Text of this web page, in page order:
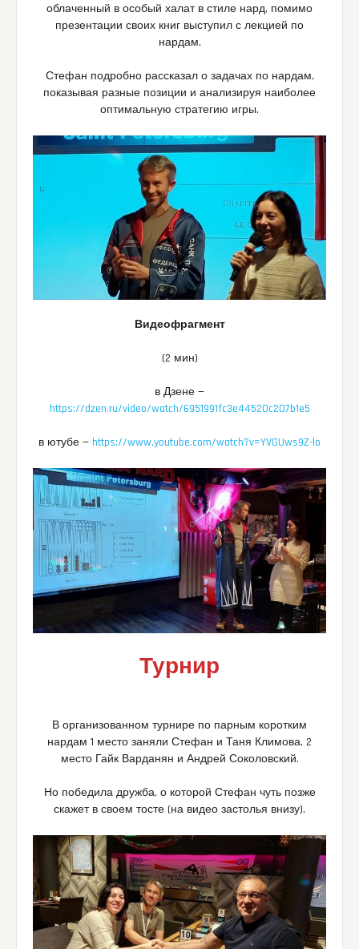
облаченный в особый халат в стиле нард, помимо
презентации своих книг выступил с лекцией по
нардам.
Стефан подробно рассказал о задачах по нардам,
показывая разные позиции и анализируя наиболее
оптимальную стратегию игры.
Видеофрагмент
(2 мин)
в Дзене —
https://dzen.ru/video/watch/6951991fc3e44520c207b1e5
в ютубе — https://www.youtube.com/watch?v=YVGUws9Z-lo
Турнир
В организованном турнире по парным коротким
нардам 1 место заняли Стефан и Таня Климова. 2
место Гайк Варданян и Андрей Соколовский.
Но победила дружба, о которой Стефан чуть позже
скажет в своем тосте (на видео застолья внизу).